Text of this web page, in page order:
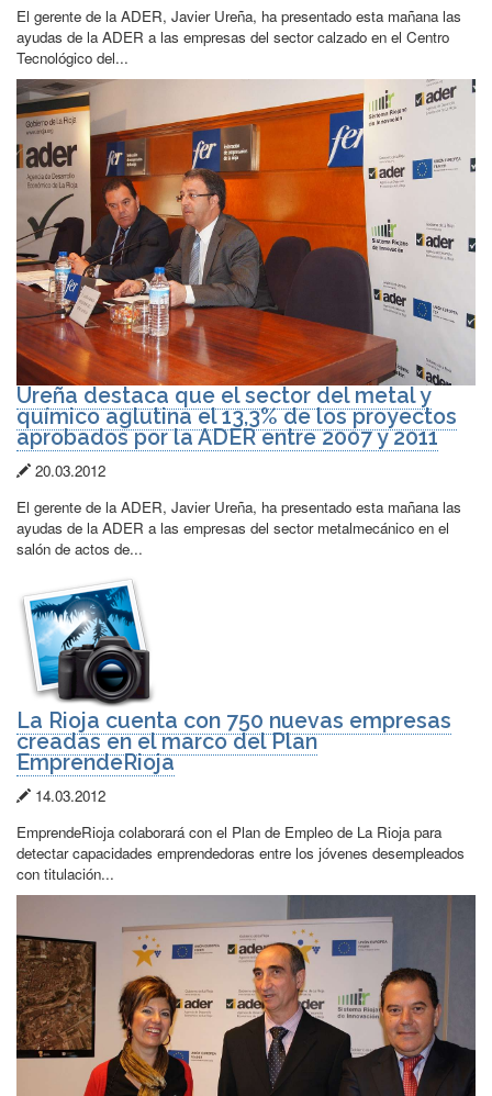
publicación:
El gerente de la ADER, Javier Ureña, ha presentado esta mañana las
ayudas de la ADER a las empresas del sector calzado en el Centro
Tecnológico del...
Ureña destaca que el sector del metal y
químico aglutina el 13,3% de los proyectos
aprobados por la ADER entre 2007 y 2011
Fecha
publicación:
20.03.2012
El gerente de la ADER, Javier Ureña, ha presentado esta mañana las
ayudas de la ADER a las empresas del sector metalmecánico en el
salón de actos de...
La Rioja cuenta con 750 nuevas empresas
creadas en el marco del Plan
EmprendeRioja
Fecha
publicación:
14.03.2012
EmprendeRioja colaborará con el Plan de Empleo de La Rioja para
detectar capacidades emprendedoras entre los jóvenes desempleados
con titulación...